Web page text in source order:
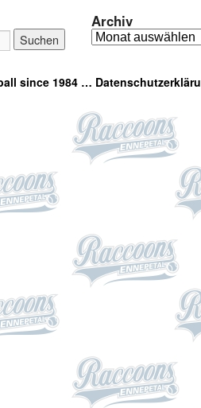
Archiv
since 1984 …